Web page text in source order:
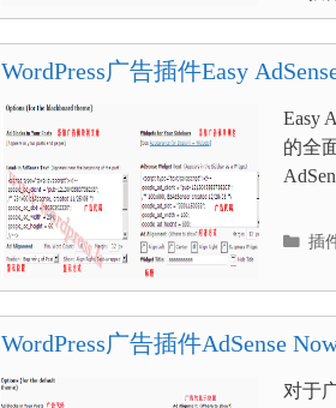
类
目
录
WordPress广告插件Easy
Easy
的全
分
目
录
插
WordPress广告插件AdSense
对于